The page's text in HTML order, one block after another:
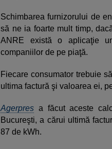
Schimbarea furnizorului de
să ne ia foarte mult timp,
ANRE există o aplicaţie
companiilor de pe piaţă.
Fiecare consumator trebuie
ultima factură şi valoarea ei,
Agerpres a făcut aceste
Bucureşti, a cărui ultimă
87 de kWh.